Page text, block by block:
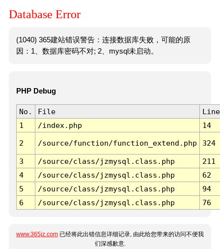
Database Error
(1040) 365建站错误警告：连接数据库失败，可能的原
因：1、数据库密码不对; 2、mysql未启动。
PHP Debug
No. File
Line
1
/index.php 14
2 /source/function/function_extend.php 324
3 /source/class/jzmysql.class.php
211
4
/source/class/jzmysql.class.php
62
5
/source/class/jzmysql.class.php
94
6
/source/class/jzmysql.class.php 76
www.365jz.com 已经将此出错信息详细记录, 由此给您带来的访问不便我
们深感歉意.